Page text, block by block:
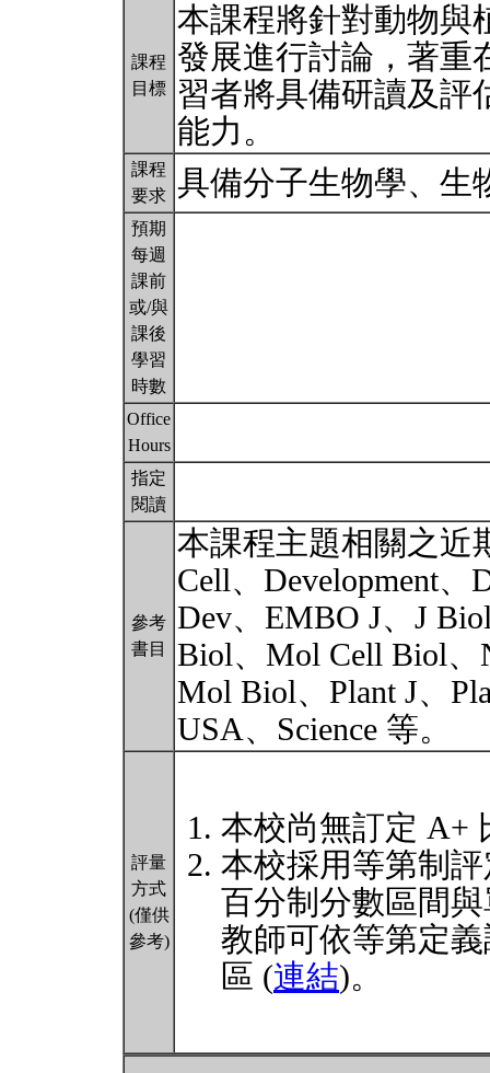
課程
目標
本課程將針對動物與
發展進行討論，著重
習者將具備研讀及評
能力。
課程
要求 具備分子生物學、
預期
每週
課前
或/與
課後
學習
時數
Office
Hours
指定
閱讀
參考
書目
本課程主題相關之近
Cell、Development、
Dev、EMBO J、J
Biol、Mol Cell Biol、
Mol Biol、Plant J、
USA、Science 等。
評量
方式
(僅供
參考)
本校尚無訂定 A+
本校採用等第制
百分制分數區間
教師可依等第定
區 (連結)。